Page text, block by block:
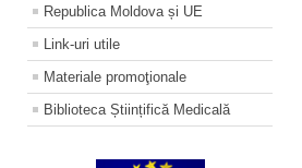
Republica Moldova și UE
Link-uri utile
Materiale promoţionale
Biblioteca Științifică Medicală